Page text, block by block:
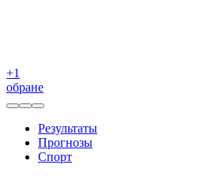
+1
обране
Результаты
Прогнозы
Спорт